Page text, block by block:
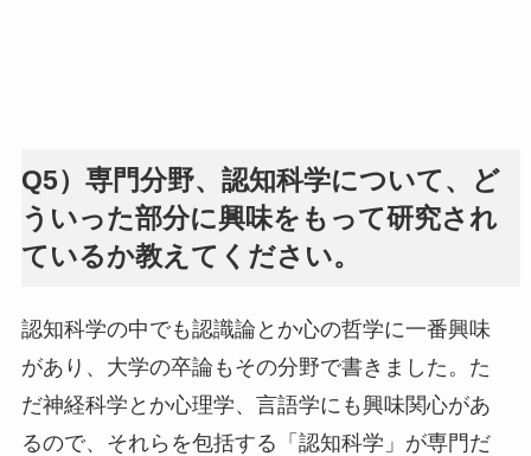
Q5）専門分野、認知科学について、ど
ういった部分に興味をもって研究され
ているか教えてください。
認知科学の中でも認識論とか心の哲学に一番興味
があり、大学の卒論もその分野で書きました。た
だ神経科学とか心理学、言語学にも興味関心があ
るので、それらを包括する「認知科学」が専門だ